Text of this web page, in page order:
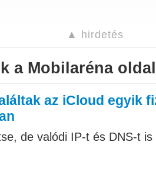
▲ hirdetés
a Mobilaréna
az iCloud egyik
de valódi IP-t és DNS-t